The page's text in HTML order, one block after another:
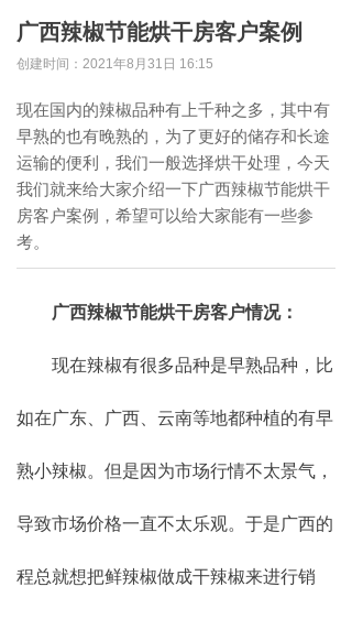
广西辣椒节能烘干房客户案例
创建时间： 2021年8月31日 16:15
现在国内的辣椒品种有上千种之多，其中有
早熟的也有晚熟的，为了更好的储存和长途
运输的便利，我们一般选择烘干处理，今天
我们就来给大家介绍一下广西辣椒节能烘干
房客户案例，希望可以给大家能有一些参
考。
广西辣椒节能烘干房客户情况：
现在辣椒有很多品种是早熟品种，比
如在广东、广西、云南等地都种植的有早
熟小辣椒。但是因为市场行情不太景气，
导致市场价格一直不太乐观。于是广西的
程总就想把鲜辣椒做成干辣椒来进行销